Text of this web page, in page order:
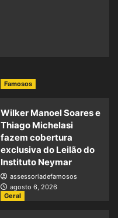
Famosos
Wilker Manoel Soares e
Thiago Michelasi
fazem cobertura
exclusiva do Leilão do
Instituto Neymar
assessoriadefamosos
agosto 6, 2026
Geral